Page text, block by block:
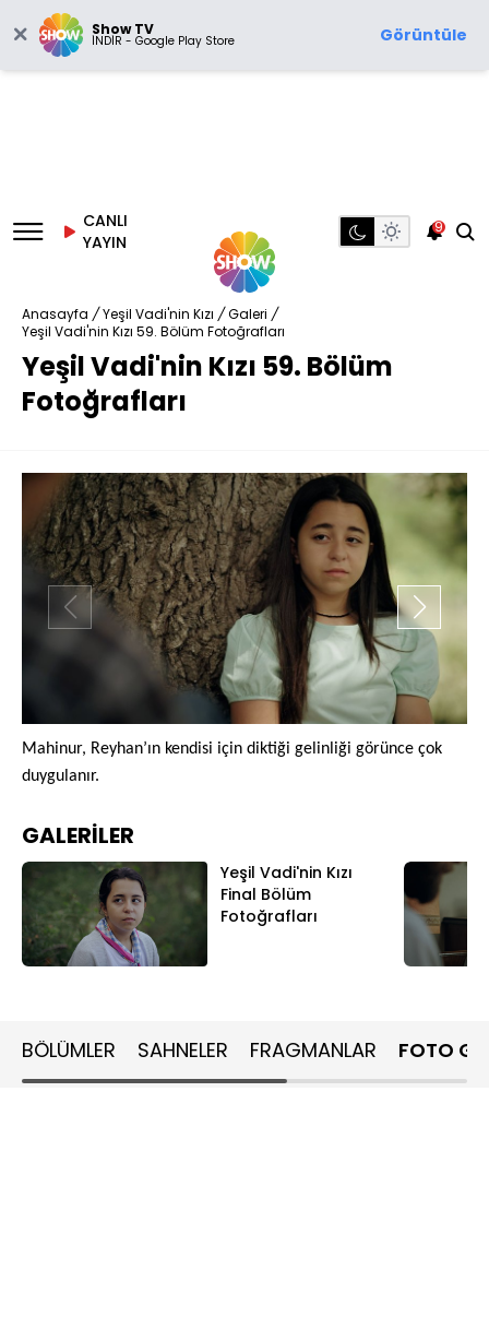
Show TV
İNDİR - Google Play Store Görüntüle
CANLI
YAYIN
9
Anasayfa / Yeşil Vadi'nin Kızı / Galeri /
Yeşil Vadi'nin Kızı 59. Bölüm Fotoğrafları
Yeşil Vadi'nin Kızı 59. Bölüm
Fotoğrafları
Mahinur, Reyhan’ın kendisi için diktiği gelinliği görünce çok
duygulanır.
GALERİLER
Yeşil Vadi'nin Kızı
Final Bölüm
Fotoğrafları
BÖLÜMLER SAHNELER FRAGMANLAR FOTO